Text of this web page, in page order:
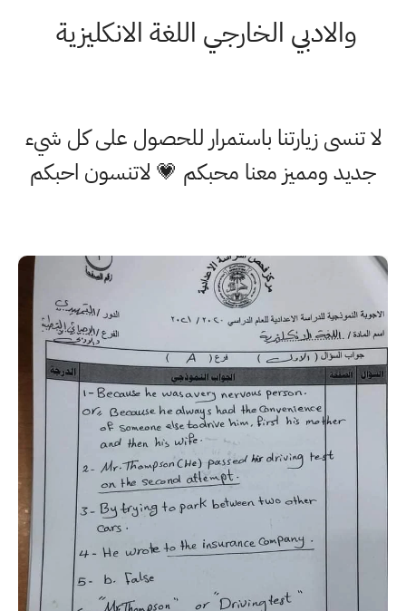
والادبي الخارجي اللغة الانكليزية
لا تنسى زيارتنا باستمرار للحصول على كل شيء
جديد ومميز معنا محبكم 💗 لاتنسون احبكم